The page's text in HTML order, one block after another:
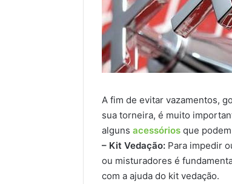
A fim de evitar vazamentos,
sua torneira, é muito
alguns acessórios que
– Kit Vedação: Para impedir
ou misturadores é
com a ajuda do kit vedação.